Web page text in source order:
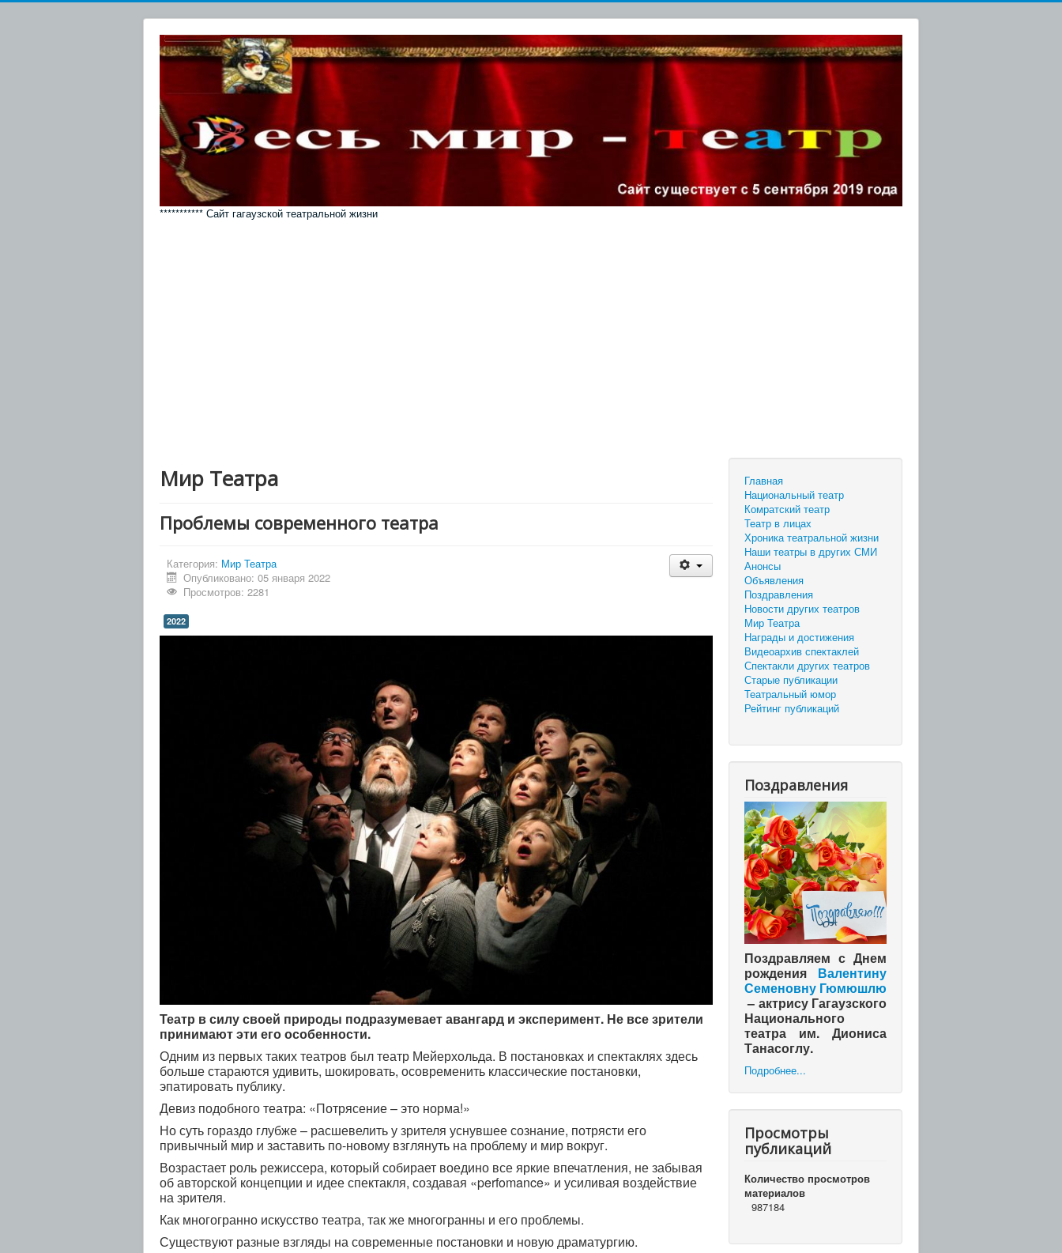
*********** Сайт гагаузской театральной жизни
Мир Театра
Проблемы современного театра
Категория: Мир Театра
Опубликовано: 05 января 2022
Просмотров: 2281
2022
Театр в силу своей природы подразумевает авангард и эксперимент. Не все зрители
принимают эти его особенности.
Одним из первых таких театров был театр Мейерхольда. В постановках и спектаклях здесь
больше стараются удивить, шокировать, осовременить классические постановки,
эпатировать публику.
Девиз подобного театра: «Потрясение – это норма!»
Но суть гораздо глубже – расшевелить у зрителя уснувшее сознание, потрясти его
привычный мир и заставить по-новому взглянуть на проблему и мир вокруг.
Возрастает роль режиссера, который собирает воедино все яркие впечатления, не забывая
об авторской концепции и идее спектакля, создавая «perfomance» и усиливая воздействие
на зрителя.
Как многогранно искусство театра, так же многогранны и его проблемы.
Существуют разные взгляды на современные постановки и новую драматургию.
Главная
Национальный театр
Комратский театр
Театр в лицах
Хроника театральной жизни
Наши театры в других СМИ
Анонсы
Объявления
Поздравления
Новости других театров
Мир Театра
Награды и достижения
Видеоархив спектаклей
Спектакли других театров
Старые публикации
Театральный юмор
Рейтинг публикаций
Поздравления
Поздравляем с Днем
рождения Валентину
Семеновну Гюмюшлю
– актрису Гагаузского
Национального
театра им. Диониса
Танасоглу.
Подробнее...
Просмотры
публикаций
Количество просмотров
материалов
987184